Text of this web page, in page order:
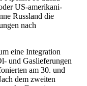
US-ameri­ka­ni­
Russland die
nach
eine Integration
und Gaslie­fe­rungen
am 30. und
dem zweiten